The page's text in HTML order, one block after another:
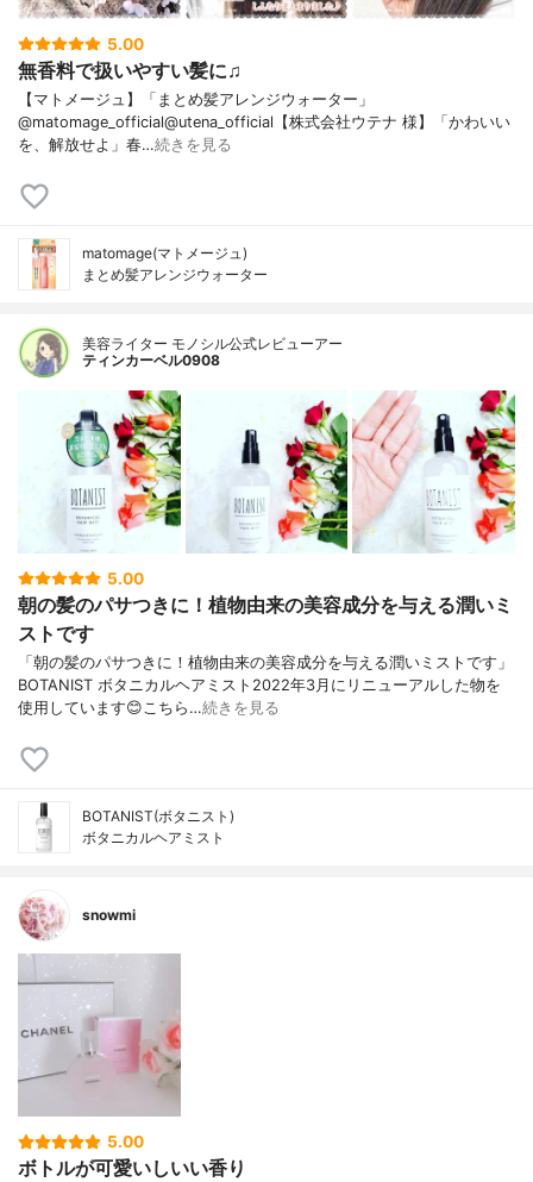
5.00
無香料で扱いやすい髪に♫
【マトメージュ】「まとめ髪アレンジウォーター」
@matomage_official@utena_official【株式会社ウテナ 様】「かわいい
を、解放せよ」春…続きを見る
matomage(マトメージュ)
まとめ髪アレンジウォーター
美容ライター モノシル公式レビューアー
ティンカーベル0908
5.00
朝の髪のパサつきに！植物由来の美容成分を与える潤いミ
ストです
「朝の髪のパサつきに！植物由来の美容成分を与える潤いミストです」
BOTANIST ボタニカルヘアミスト2022年3月にリニューアルした物を
使用しています😊こちら…続きを見る
BOTANIST(ボタニスト)
ボタニカルヘアミスト
snowmi
5.00
ボトルが可愛いしいい香り